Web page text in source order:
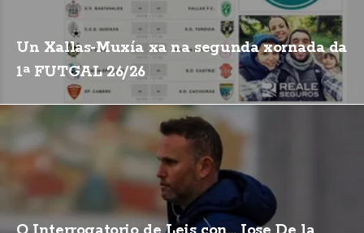
Un Xallas-Muxía xa na segunda xornada da
1ª FUTGAL 26/26